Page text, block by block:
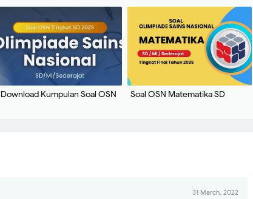
Tingkat Kabupaten dan Kunci
Tingkat Kabupaten dan Kunci
Jawaban No 1-30
Download Kumpulan Soal OSN
Soal OSN Matematika SD
31 March, 2022